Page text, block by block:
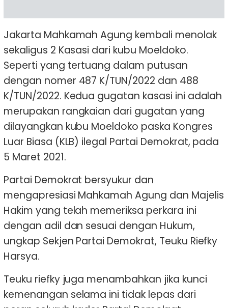
Jakarta Mahkamah Agung kembali menolak
sekaligus 2 Kasasi dari kubu Moeldoko.
Seperti yang tertuang dalam putusan
dengan nomer 487 K/TUN/2022 dan 488
K/TUN/2022. Kedua gugatan kasasi ini adalah
merupakan rangkaian dari gugatan yang
dilayangkan kubu Moeldoko paska Kongres
Luar Biasa (KLB) ilegal Partai Demokrat, pada
5 Maret 2021.
Partai Demokrat bersyukur dan
mengapresiasi Mahkamah Agung dan Majelis
Hakim yang telah memeriksa perkara ini
dengan adil dan sesuai dengan Hukum,
ungkap Sekjen Partai Demokrat, Teuku Riefky
Harsya.
Teuku riefky juga menambahkan jika kunci
kemenangan selama ini tidak lepas dari